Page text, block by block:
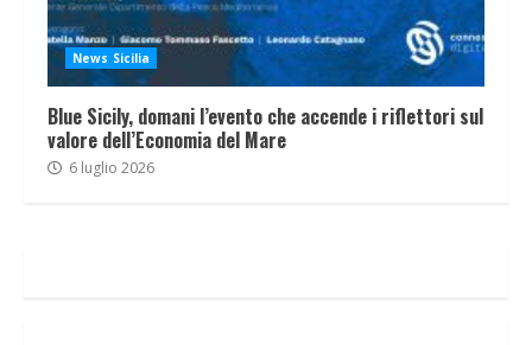
News Sicilia
Blue Sicily, domani l’evento che accende i riflettori sul
valore dell’Economia del Mare
6 luglio 2026